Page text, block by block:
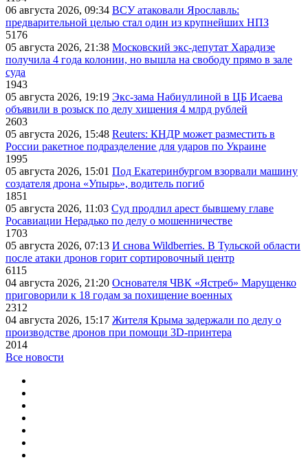
06 августа 2026, 09:34 ВСУ атаковали Ярославль:
предварительной целью стал один из крупнейших НПЗ
5176
05 августа 2026, 21:38 Московский экс-депутат Харадизе
получила 4 года колонии, но вышла на свободу прямо в зале
суда
1943
05 августа 2026, 19:19 Экс-зама Набиуллиной в ЦБ Исаева
объявили в розыск по делу хищения 4 млрд рублей
2603
05 августа 2026, 15:48 Reuters: КНДР может разместить в
России ракетное подразделение для ударов по Украине
1995
05 августа 2026, 15:01 Под Екатеринбургом взорвали машину
создателя дрона «Упырь», водитель погиб
1851
05 августа 2026, 11:03 Суд продлил арест бывшему главе
Росавиации Нерадько по делу о мошенничестве
1703
05 августа 2026, 07:13 И снова Wildberries. В Тульской области
после атаки дронов горит сортировочный центр
6115
04 августа 2026, 21:20 Основателя ЧВК «Ястреб» Марущенко
приговорили к 18 годам за похищение военных
2312
04 августа 2026, 15:17 Жителя Крыма задержали по делу о
производстве дронов при помощи 3D‑принтера
2014
Все новости